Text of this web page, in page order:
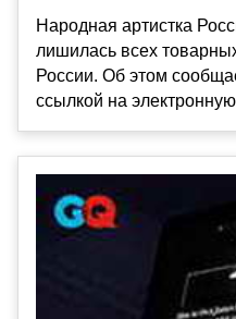
Народная артистка
лишилась всех
России. Об этом
ссылкой на